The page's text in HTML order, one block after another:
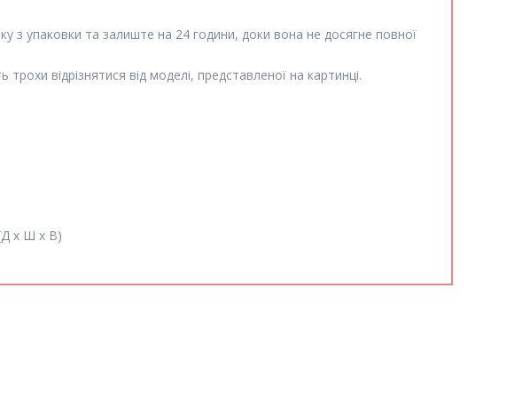
з упаковки та залиште на 24 години, доки вона не досягне повної
відрізнятися від моделі, представленої на картинці.
(Д x Ш x В)